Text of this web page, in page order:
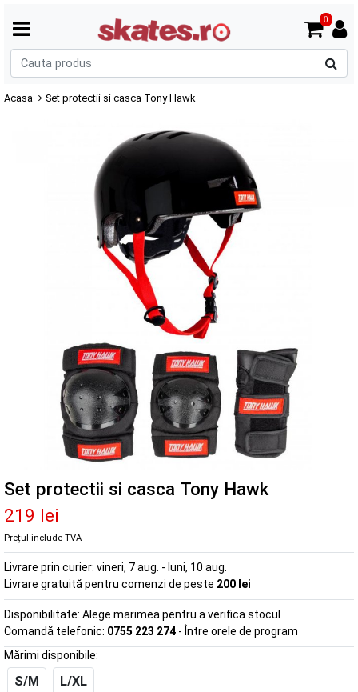
0
Acasa Set protectii si casca Tony Hawk
Set protectii si casca Tony Hawk
219 lei
Prețul include TVA
Livrare prin curier: vineri, 7 aug. - luni, 10 aug.
Livrare gratuită pentru comenzi de peste 200 lei
Disponibilitate: Alege marimea pentru a verifica stocul
Comandă telefonic: 0755 223 274 - Între orele de program
Mărimi disponibile:
S/M L/XL